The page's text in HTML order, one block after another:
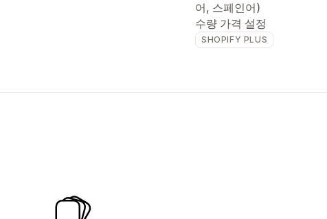
어, 스페인어)
수량 가격 설정
SHOPIFY PLUS